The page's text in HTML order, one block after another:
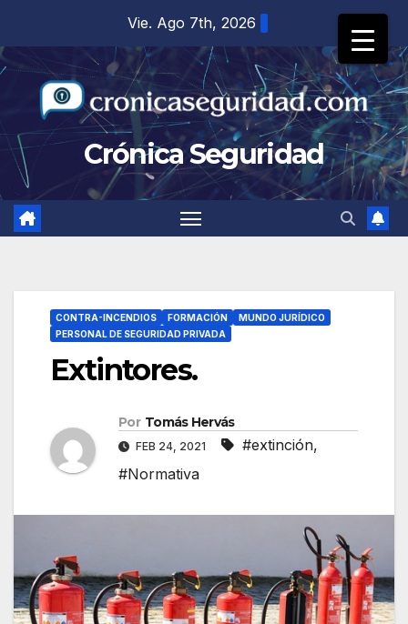
contenido
Vie. Ago 7th, 2026
Crónica Seguridad
CONTRA-INCENDIOS FORMACIÓN
MUNDO JURÍDICO
PERSONAL DE SEGURIDAD PRIVADA
Extintores.
Por Tomás Hervás
FEB 24, 2021 #extinción,
#Normativa